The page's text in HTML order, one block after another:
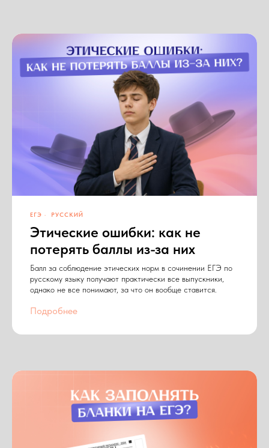
ЕГЭ РУССКИЙ
Этические ошибки: как не
потерять баллы из-за них
Балл за соблюдение этических норм в сочинении ЕГЭ по
русскому языку получают практически все выпускники,
однако не все понимают, за что он вообще ставится.
Подробнее